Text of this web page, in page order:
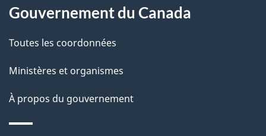
t
a
l
s
propos
ce
site
Gouvernement du Canada
Toutes les coordonnées
Ministères et organismes
À propos du gouvernement